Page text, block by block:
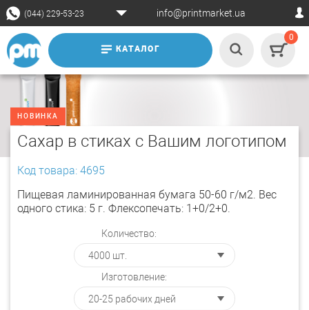
(044) 229-53-23 info@printmarket.ua
КАТАЛОГ
0
Сахар в стиках с Вашим логотипом
Код товара: 4695
Пищевая ламинированная бумага 50-60 г/м2. Вес
одного стика: 5 г. Флексопечать: 1+0/2+0.
Количество:
Изготовление:
НОВИНКА